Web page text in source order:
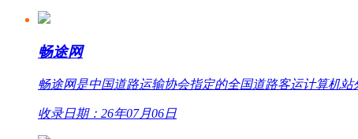
畅途网
畅途网是中国道路运输协会指定的全国道路客运计算机
收录日期：26年07月06日